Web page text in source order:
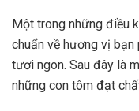
Một trong những điều
chuẩn về hương vị
tươi ngon. Sau đây là
những con tôm đạt